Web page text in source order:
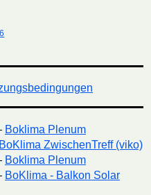
Boklima Plenum
BoKlima ZwischenTreff (viko)
Boklima Plenum
BoKlima - Balkon Solar